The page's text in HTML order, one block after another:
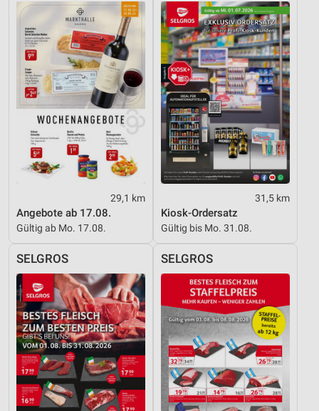
29,1 km
Angebote ab 17.08.
Gültig ab Mo. 17.08.
31,5 km
Kiosk-Ordersatz
Gültig bis Mo. 31.08.
SELGROS SELGROS